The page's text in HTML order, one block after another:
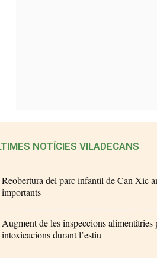
NOTÍCIES VILADECANS
Reobertura del parc infantil de Can Xic
importants
Augment de les inspeccions alimentàries
intoxicacions durant l’estiu